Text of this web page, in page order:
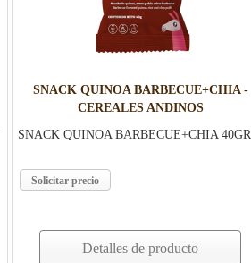
SNACK QUINOA BARBECUE+CHIA -
CEREALES ANDINOS
SNACK QUINOA BARBECUE+CHIA 40GR
Solicitar precio
Detalles de producto